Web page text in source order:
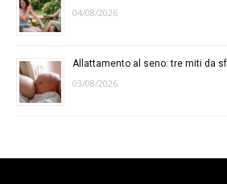
04/08/2026
Allattamento al seno: tre miti da
03/08/2026